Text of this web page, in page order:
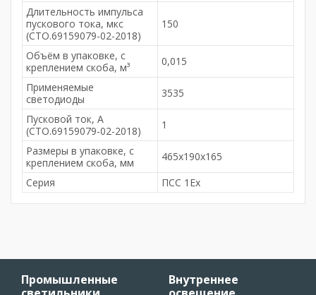
Длительность импульса
пускового тока, мкс
(СТО.69159079-02-2018)
150
Объём в упаковке, с
креплением скоба, м³
0,015
Применяемые
светодиоды
3535
Пусковой ток, А
(СТО.69159079-02-2018)
1
Размеры в упаковке, с
креплением скоба, мм
465х190х165
Серия
ПСС 1Ex
Промышленные
Внутреннее